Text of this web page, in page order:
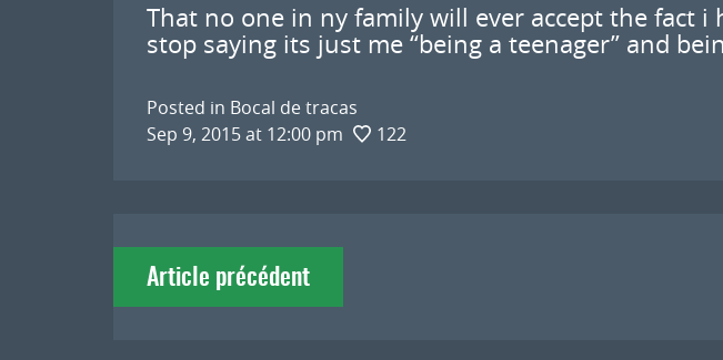
That no one in ny family will ever accept the fact i
stop saying its just me “being a teenager” and
Posted in Bocal de tracas
Sep 9, 2015 at 12:00 pm
122
Navigation
deArticle précédent